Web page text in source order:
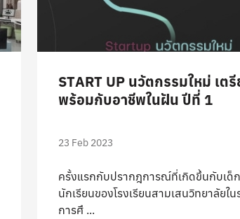
START UP นวัตกรรมใหม่ เต
พร้อมกับอาชีพในฝัน ปีที่ 1
23 Feb 2023
ครั้งแรกกับปรากฎการณ์ที่เกิดขึ้นกับเด็ก
นักเรียนของโรงเรียนสามเสนวิทยาลัยใ
การศึ ...